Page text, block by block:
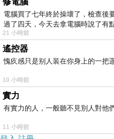
電腦買了七年終於操壞了，檢查後
過了四天，今天去拿電腦時說了有
21 小時前
遙控器
愧疚感只是别人装在你身上的一把
10 小時前
實力
有實力的人，一般聽不見別人對他
11 小時前